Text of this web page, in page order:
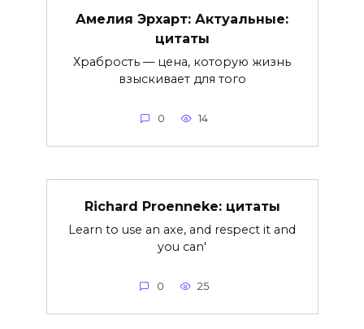
Амелия Эрхарт: Актуальные:
цитаты
Храбрость — цена, которую жизнь
взыскивает для того
0 14
Richard Proenneke: цитаты
Learn to use an axe, and respect it and
you can'
0 25